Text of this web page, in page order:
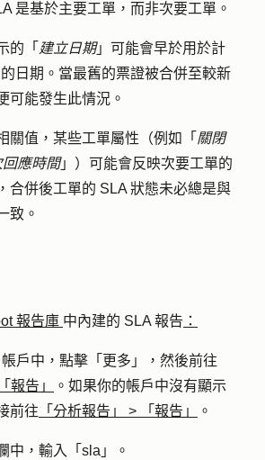
是基於主要工單，而非次要工單。
的「 建立日期」可能會早於用於計
日期。當最舊的票證被合併至較新
可能發生此情況。
關值，某些工單屬性（例如「 關閉
回應時間」）可能會反映次要工單的
合併後工單的 SLA 狀態未必總是與
致。
報告庫 中內建的 SLA 報告 ：
戶中，點擊 「更多」
，然後前往
「報告」
。如果你的帳戶中沒有顯示
前往 「分析報告」 > 「報告」 。
中，輸入「 sla 」。